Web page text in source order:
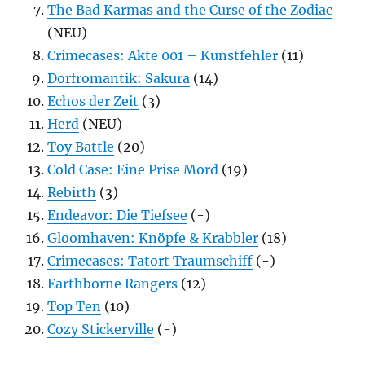
The Bad Karmas and the Curse of the Zodiac
(NEU)
Crimecases: Akte 001 – Kunstfehler (11)
Dorfromantik: Sakura (14)
Echos der Zeit (3)
Herd (NEU)
Toy Battle (20)
Cold Case: Eine Prise Mord (19)
Rebirth (3)
Endeavor: Die Tiefsee (-)
Gloomhaven: Knöpfe & Krabbler (18)
Crimecases: Tatort Traumschiff (-)
Earthborne Rangers (12)
Top Ten (10)
Cozy Stickerville (-)